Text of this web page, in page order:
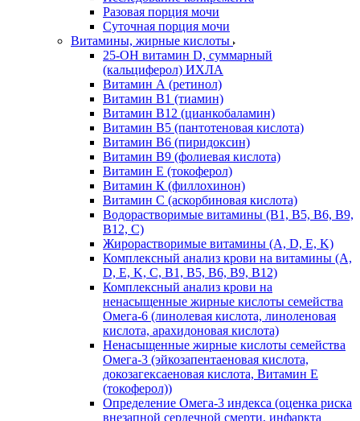
Разовая порция мочи
Суточная порция мочи
Витамины, жирные кислоты
25-OH витамин D, суммарный
(кальциферол) ИХЛА
Витамин А (ретинол)
Витамин В1 (тиамин)
Витамин В12 (цианкобаламин)
Витамин В5 (пантотеновая кислота)
Витамин В6 (пиридоксин)
Витамин В9 (фолиевая кислота)
Витамин Е (токоферол)
Витамин К (филлохинон)
Витамин С (аскорбиновая кислота)
Водорастворимые витамины (B1, B5, B6, В9,
В12, С)
Жирорастворимые витамины (A, D, E, K)
Комплексный анализ крови на витамины (A,
D, E, K, C, B1, B5, B6, В9, B12)
Комплексный анализ крови на
ненасыщенные жирные кислоты семейства
Омега-6 (линолевая кислота, линоленовая
кислота, арахидоновая кислота)
Ненасыщенные жирные кислоты семейства
Омега-3 (эйкозапентаеновая кислота,
докозагексаеновая кислота, Витамин E
(токоферол))
Определение Омега-3 индекса (оценка риска
внезапной сердечной смерти, инфаркта